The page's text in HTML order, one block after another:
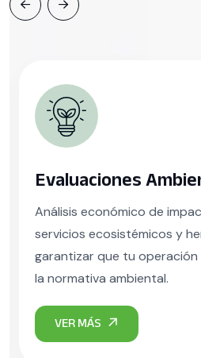
Ambientales
económico de impactos,
ecosistémicos y
que tu operación cumpla
ambiental.